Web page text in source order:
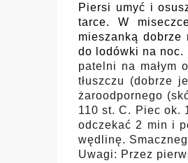
Piersi umyć i
tarce. W
mieszanką
do lodówki na noc.
patelni na małym
tłuszczu (dobrze
żaroodpornego
110 st. C. Piec ok.
odczekać 2 min i
wędlinę.
Uwagi: Przez